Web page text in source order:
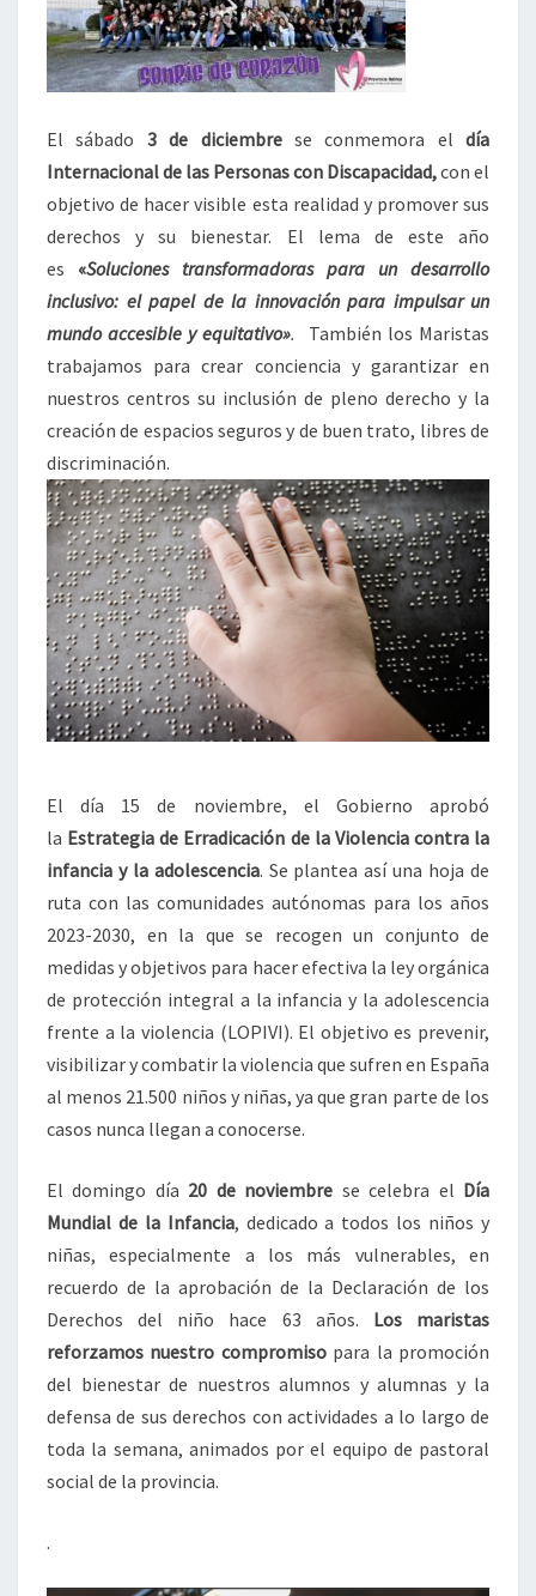
El sábado 3 de diciembrese conmemora el día
Internacional de las Personas con Discapacidad,con el
objetivo de hacer visible esta realidad y promover sus
derechos y su bienestar. El lema de este año
es «Soluciones transformadoras para un desarrollo
inclusivo: el papel de la innovación para impulsar un
mundo accesible y equitativo».
También los Maristas
trabajamos para crear conciencia y garantizar en
nuestros centros su inclusión de pleno derecho y la
creación de espacios seguros y de buen trato, libres de
discriminación.
El día 15 de noviembre, el Gobierno aprobó
la Estrategia de Erradicación de la Violencia contra la
infancia y la adolescencia. Se plantea así una hoja de
ruta con las comunidades autónomas para los años
2023-2030, en la que se recogen un conjunto de
medidas y objetivos para hacer efectiva la ley orgánica
de protección integral a la infancia y la adolescencia
frente a la violencia (LOPIVI). El objetivo es prevenir,
visibilizar y combatir la violencia que sufren en España
al menos 21.500 niños y niñas, ya que gran parte de los
casos nunca llegan a conocerse.
El domingo día 20 de noviembre se celebra el Día
Mundial de la Infancia, dedicado a todos los niños y
niñas, especialmente a los más vulnerables, en
recuerdo de la aprobación de la Declaración de los
Derechos del niño hace 63 años. Los maristas
reforzamos nuestro compromisopara la promoción
del bienestar de nuestros alumnos y alumnas y la
defensa de sus derechos con actividades a lo largo de
toda la semana, animados por el equipo de pastoral
social de la provincia.
.